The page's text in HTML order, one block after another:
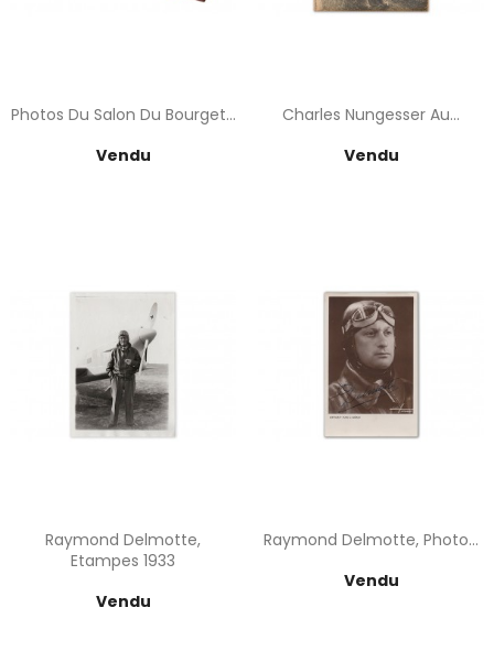
Photos Du Salon Du Bourget...
Vendu
Charles Nungesser Au...
Vendu
Raymond Delmotte,
Etampes 1933
Vendu
Raymond Delmotte, Photo...
Vendu